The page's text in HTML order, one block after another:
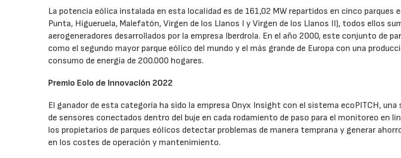
La potencia eólica instalada en esta localidad es de 161,02 MW repartidos en cinco parques
Punta, Higueruela, Malefatón, Virgen de los Llanos I y Virgen de los Llanos II), todos ellos
aerogeneradores desarrollados por la empresa Iberdrola. En el año 2000, este conjunto de
como el segundo mayor parque eólico del mundo y el más grande de Europa con una
consumo de energía de 200.000 hogares.
Premio Eolo de Innovación 2022
El ganador de esta categoría ha sido la empresa Onyx Insight con el sistema ecoPITCH, una
de sensores conectados dentro del buje en cada rodamiento de paso para el monitoreo en
los propietarios de parques eólicos detectar problemas de manera temprana y generar
en los costes de operación y mantenimiento.